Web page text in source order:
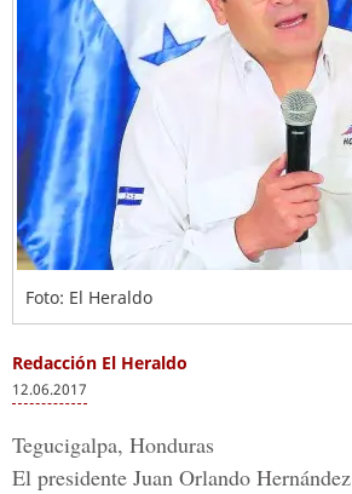
Foto: El Heraldo
Redacción El Heraldo
12.06.2017
Tegucigalpa, Honduras
El presidente Juan Orlando Hernández